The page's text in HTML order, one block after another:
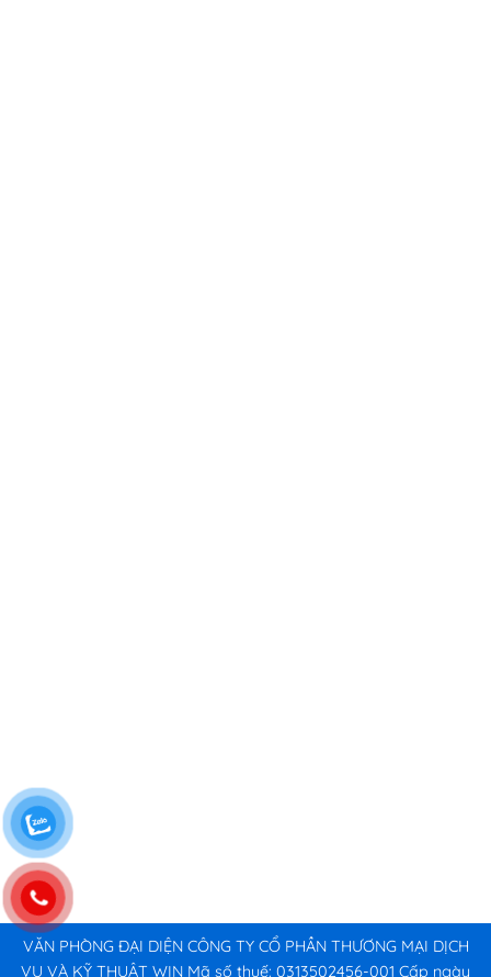
VĂN PHÒNG ĐẠI DIỆN CÔNG TY CỔ PHẦN THƯƠNG MẠI DỊCH
VỤ VÀ KỸ THUẬT WIN Mã số thuế: 0313502456-001 Cấp ngày